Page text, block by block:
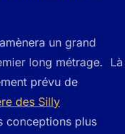
un grand
long métrage. Là
prévu de
des Silly
conceptions plus